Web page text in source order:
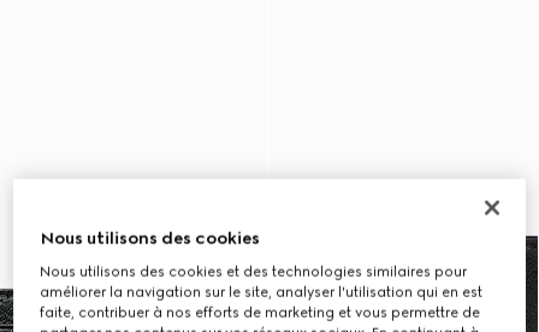
Nous utilisons des cookies
Nous utilisons des cookies et des technologies similaires pour
améliorer la navigation sur le site, analyser l'utilisation qui en est
faite, contribuer à nos efforts de marketing et vous permettre de